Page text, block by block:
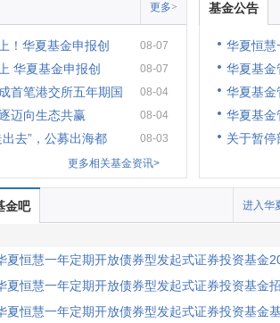
更多>
！华夏基金申报创 08-07
华夏基金申报创 08-07
首笔港交所五年期国 08-04
迈向生态共赢 08-04
去”，公募出海都
08-03
更多相关基金资讯>
基金公告
华夏恒慧
华夏基金
华夏基金
华夏基金
关于暂
金吧 进入华
夏恒慧一年定期开放债券型发起式证券投资基金
夏恒慧一年定期开放债券型发起式证券投资基金
夏恒慧一年定期开放债券型发起式证券投资基金